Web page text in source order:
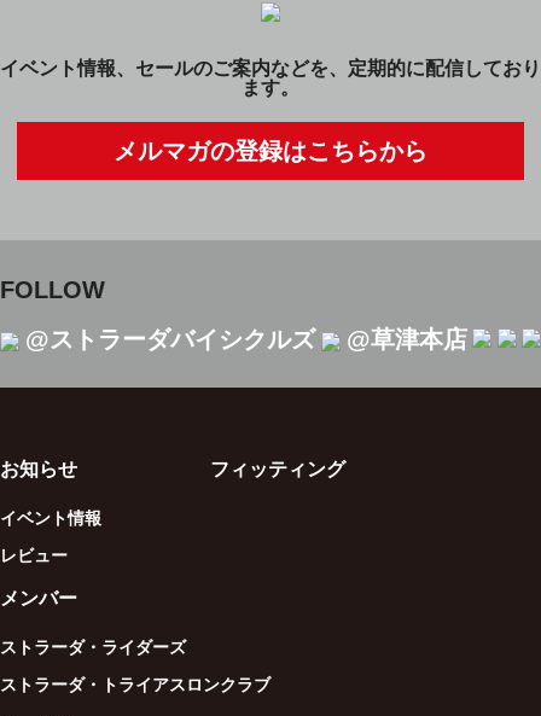
イベント情報、セールのご案内などを、定期的に配信しており
ます。
メルマガの登録はこちらから
FOLLOW
@ストラーダバイシクルズ
@草津本店
お知らせ
イベント情報
レビュー
フィッティング
メンバー
ストラーダ・ライダーズ
ストラーダ・トライアスロンクラブ